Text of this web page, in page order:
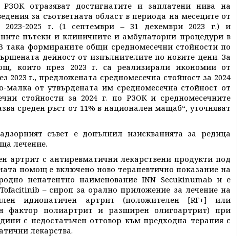
РЗОК отразяват достигнатите и заплатени нива на
за съответната област в периода на месеците от
2025 г. (1 септември – 31 декември 2023 г.) и
пътеки и клиничните и амбулаторни процедури в
формираните общи средномесечни стойности по
дейност от изпълнителите по новите цени. За
които през 2023 г. са реализирали икономии от
2023 г., предложената средномесечна стойност за 2024
от утвърдената им средномесечна стойност от
стойности за 2024 г. по РЗОК и средномесечните
среден ръст от 11% в национален мащаб“, уточняват
съвет е допълнил изискванията за редица
лечение.
артрит с антиревматични лекарствени продукти под
помощ е включено ново терапевтично показание на
непатентно наименование INN Secukinumab и е
– сироп за орално приложение за лечение на
идиопатичен артрит (положителен [RF+] или
фактор полиартрит и разширен олигоартрит) при
с недостатъчен отговор към предходна терапия с
лекарства.